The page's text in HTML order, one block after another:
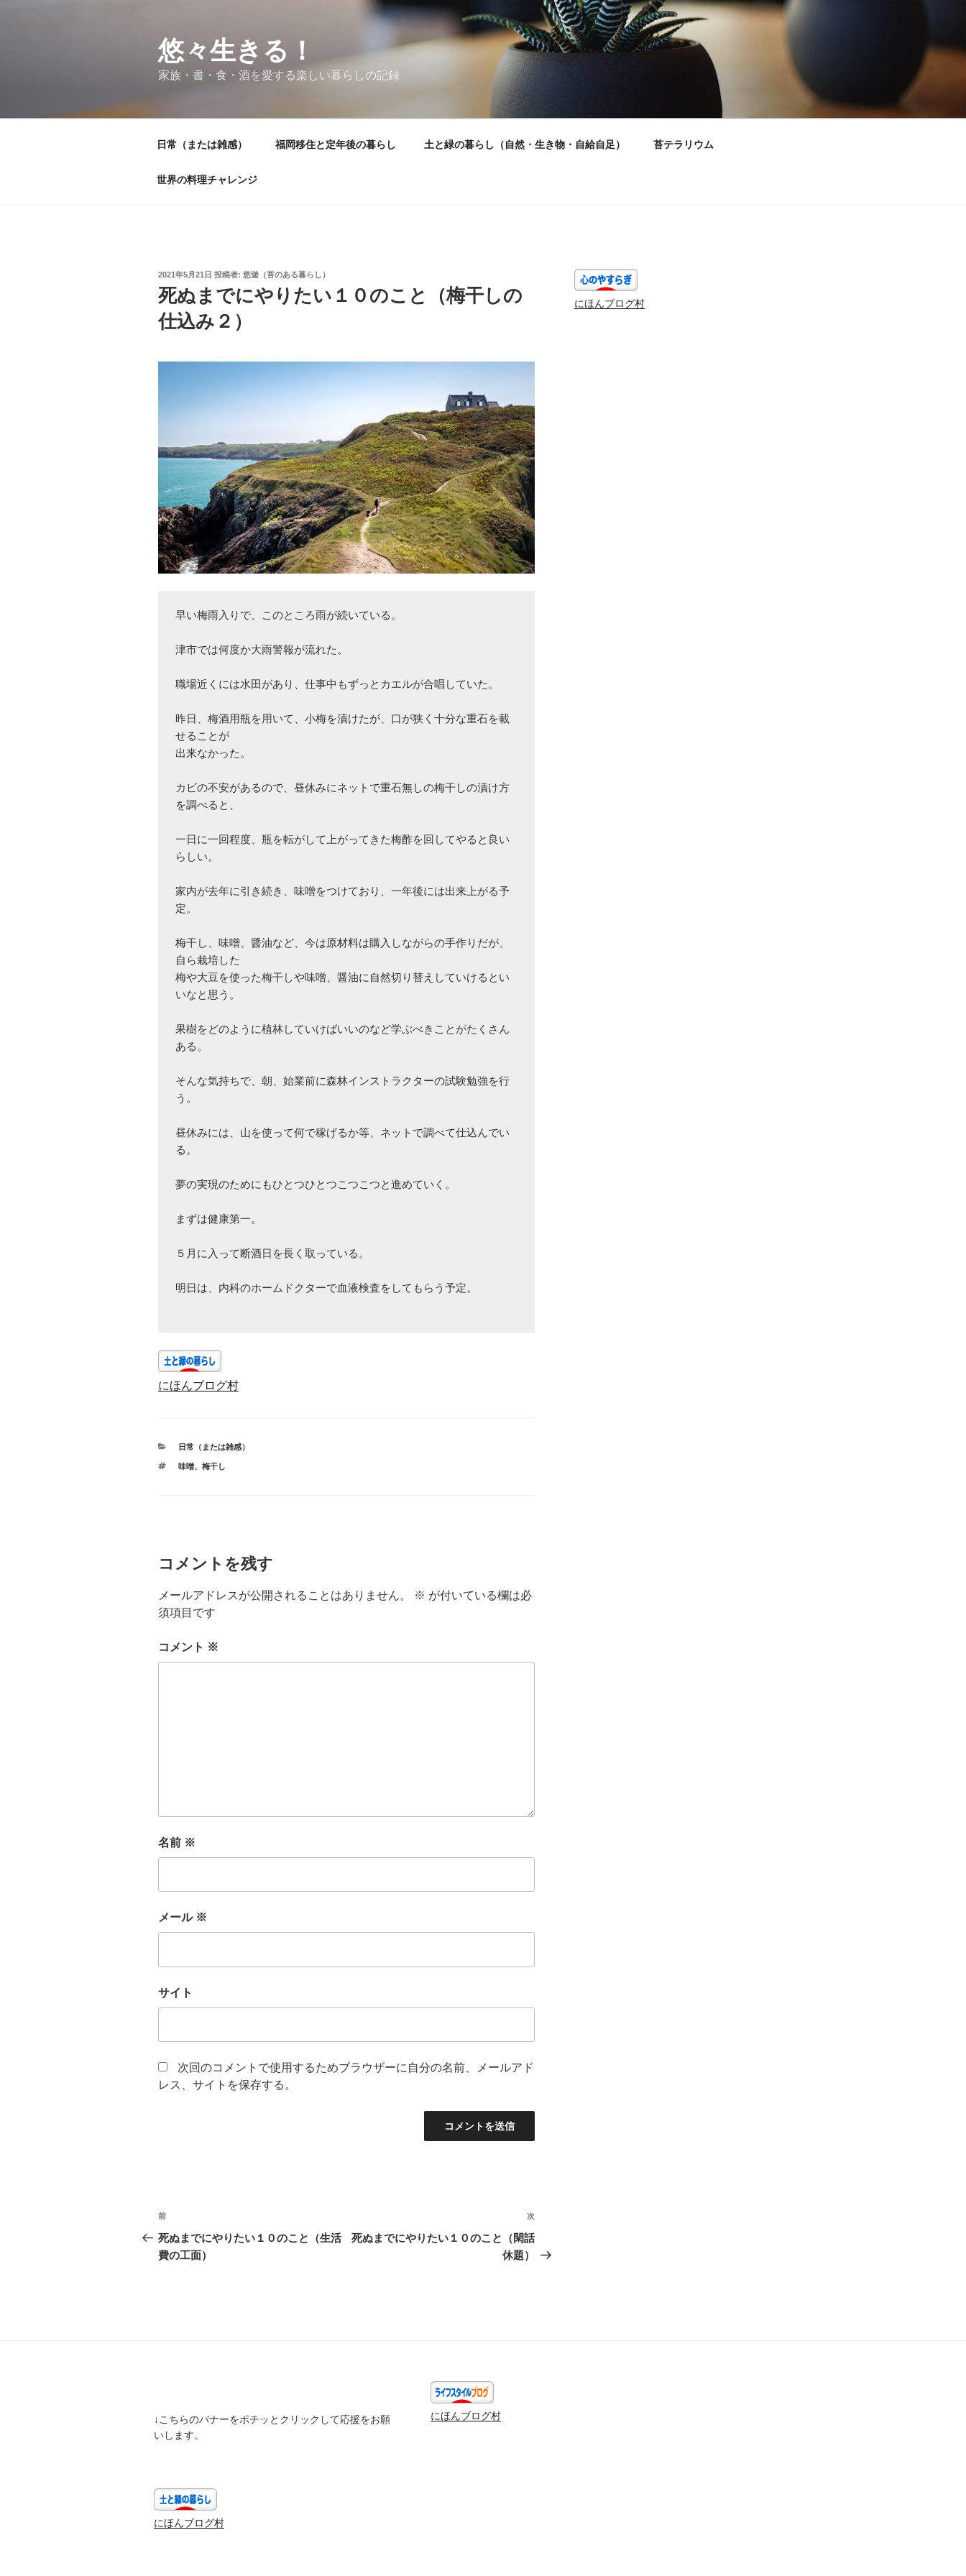
悠々生きる！
家族・書・食・酒を愛する楽しい暮らしの記録
日常（または雑感） 福岡移住と定年後の暮らし 土と緑の暮らし（自然・生き物・自給自足） 苔テラリウム
世界の料理チャレンジ
投
稿
日:
2021年5月21日 投稿者: 悠遊（苔のある暮らし）
死ぬまでにやりたい１０のこと（梅干しの
仕込み２）
早い梅雨入りで、このところ雨が続いている。
津市では何度か大雨警報が流れた。
職場近くには水田があり、仕事中もずっとカエルが合唱していた。
昨日、梅酒用瓶を用いて、小梅を漬けたが、口が狭く十分な重石を載
せることが
出来なかった。
カビの不安があるので、昼休みにネットで重石無しの梅干しの漬け方
を調べると、
一日に一回程度、瓶を転がして上がってきた梅酢を回してやると良い
らしい。
家内が去年に引き続き、味噌をつけており、一年後には出来上がる予
定。
梅干し、味噌、醤油など、今は原材料は購入しながらの手作りだが、
自ら栽培した
梅や大豆を使った梅干しや味噌、醤油に自然切り替えしていけるとい
いなと思う。
果樹をどのように植林していけばいいのなど学ぶべきことがたくさん
ある。
そんな気持ちで、朝、始業前に森林インストラクターの試験勉強を行
う。
昼休みには、山を使って何で稼げるか等、ネットで調べて仕込んでい
る。
夢の実現のためにもひとつひとつこつこつと進めていく。
まずは健康第一。
５月に入って断酒日を長く取っている。
明日は、内科のホームドクターで血液検査をしてもらう予定。
にほんブログ村
カ
ゴ
日常（または雑感）
タ
味噌、 梅干し
コメントを残す
メールアドレスが公開されることはありません。 ※ が付いている欄は必
須項目です
コメント ※
名前 ※
メール ※
サイト
次回のコメントで使用するためブラウザーに自分の名前、メールアド
レス、サイトを保存する。
投
稿
ナ
ン
前
の
投
前
死ぬまでにやりたい１０のこと（生活
費の工面）
次
の
投
次
死ぬまでにやりたい１０のこと（閑話
休題）
にほんブログ村
↓こちらのバナーをポチッとクリックして応援をお願
いします。
にほんブログ村
にほんブログ村